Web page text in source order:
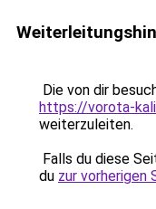
Die von dir
https://vorota-
weiterzuleiten.
Falls du diese
du zur vorherigen